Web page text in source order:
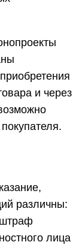
и через
различны:
лица